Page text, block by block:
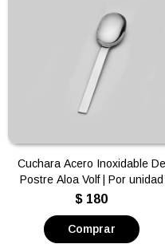
Cuchara Acero Inoxidable De
Postre Aloa Volf | Por unidad
$ 180